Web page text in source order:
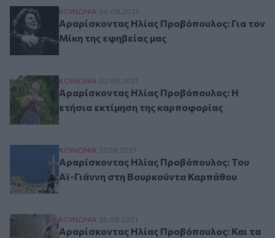
Αραρίσκοντας Ηλίας Προβόπουλος: Για τον
ΚΟΙΝΩΝΙΑ 06.09.2021
Αραρίσκοντας Ηλίας Προβόπουλος: Για τον
Μίκη της εφηβείας μας
Αραρίσκοντας Ηλίας Προβόπουλος: Η ετήσια
ΚΟΙΝΩΝΙΑ 02.09.2021
Αραρίσκοντας Ηλίας Προβόπουλος: Η
ετήσια εκτίμηση της καρποφορίας
Αραρίσκοντας Ηλίας Προβόπουλος: Του Αϊ-
ΚΟΙΝΩΝΙΑ 27.08.2021
Αραρίσκοντας Ηλίας Προβόπουλος: Του
Αϊ-Γιάννη στη Βουρκούντα Καρπάθου
Αραρίσκοντας Ηλίας Προβόπουλος: Και τα
ΚΟΙΝΩΝΙΑ 25.08.2021
Αραρίσκοντας Ηλίας Προβόπουλος: Και τα